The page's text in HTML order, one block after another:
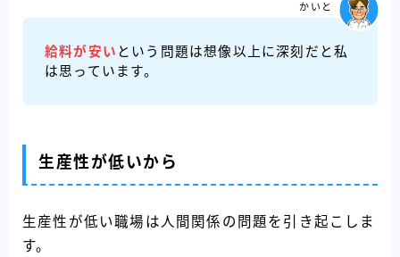
給料が安い という問題は想像以上に深刻だと私
は思っています。
かいと
生産性が低いから
生産性が低い職場は人間関係の問題を引き起こしま
す。